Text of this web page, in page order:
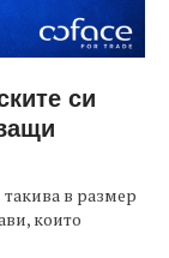
си
в размер
които